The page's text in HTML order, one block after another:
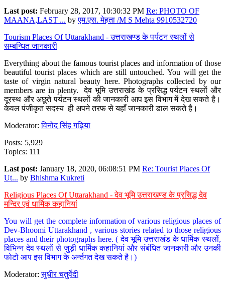
Last post: February 28, 2017, 10:30:32 PM Re: PHOTO OF
MAANA,LAST ... byएम.एस. मेहता /M S Mehta 9910532720
Tourism Places Of Uttarakhand - उत्तराखण्ड के पर्यटन स्थलों से
सम्बन्धित जानकारी
Everything about the famous tourist places and information of those
beautiful tourist places which are still untouched. You will get the
taste of virgin natural beauty here. Photographs collected by our
members are in plenty. देव भूमि उत्तराखंड के प्रसिद्ध पर्यटन स्थलों और
दूरस्थ और अछूते पर्यटन स्थलों की जानकारी आप इस विभाग में देख सकते है।
केवल पंजीकृत सदस्य ही अपने तरफ से यहाँ जानकारी डाल सकते है।
Moderator:विनोद सिंह गढ़िया
Posts: 5,929
Topics: 111
Last post: January 18, 2020, 06:08:51 PM Re: Tourist Places Of
Ut... by Bhishma Kukreti
Religious Places Of Uttarakhand - देव भूमि उत्तराखण्ड के प्रसिद्ध देव
मन्दिर एवं धार्मिक कहानियां
You will get the complete information of various religious places of
Dev-Bhoomi Uttarakhand , various stories related to those religious
places and their photographs here. ( देव भूमि उत्तराखंड के धार्मिक स्थलों,
विभिन्न देव स्थलों से जुड़ी धार्मिक कहानियां और संबंधित जानकारी और उनकी
फोटो आप इस विभाग के अर्न्तगत देख सकते है।)
Moderator:सुधीर चतुर्वेदी